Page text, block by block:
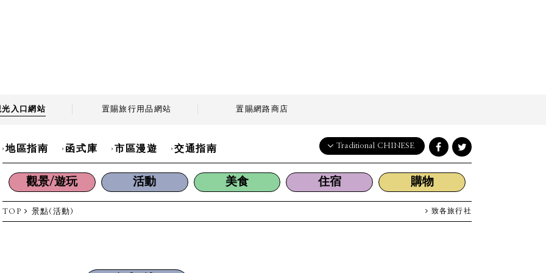
光 入口網站 置賜旅行用品 網站 置賜網路商店
地區指南 函式庫 市區漫遊 交通指南 Traditional CHINESE
English
日本語
觀景/遊玩 活動 美食 住宿 購物
TOP 景點(活動) 致各旅行社